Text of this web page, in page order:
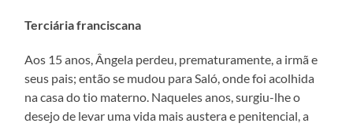
Terciária franciscana
Aos 15 anos, Ângela perdeu, prematuramente, a irmã e
seus pais; então se mudou para Saló, onde foi acolhida
na casa do tio materno. Naqueles anos, surgiu-lhe o
desejo de levar uma vida mais austera e penitencial, a